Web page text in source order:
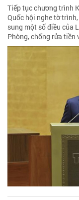
Tiếp tục chương trình
Quốc hội nghe tờ
sung một số điều của
Phòng, chống rửa tiền